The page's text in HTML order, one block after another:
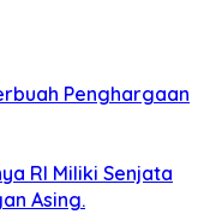
Penghargaan
RI Miliki Senjata
Asing.